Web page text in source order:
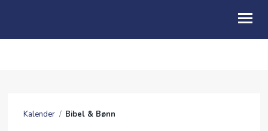
BLI MED
Kalender / Bibel & Bønn